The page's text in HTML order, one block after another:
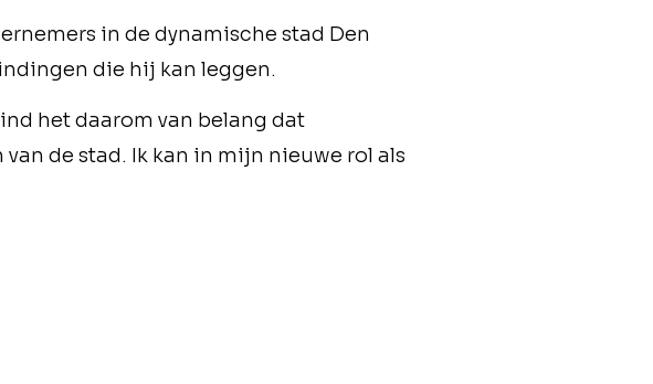
in de dynamische stad Den
die hij kan leggen.
het daarom van belang dat
de stad. Ik kan in mijn nieuwe rol als